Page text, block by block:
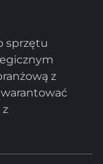
sprzętu
z
z